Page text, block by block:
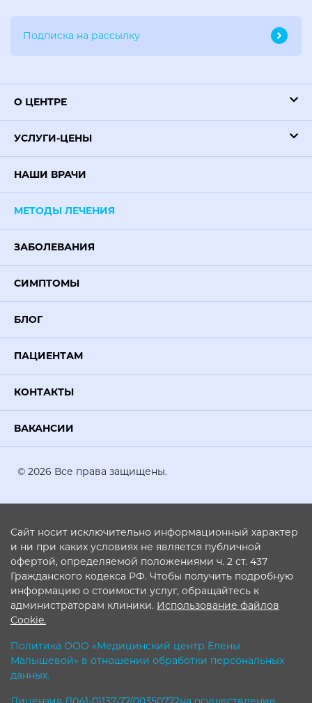
О ЦЕНТРЕ
УСЛУГИ-ЦЕНЫ
НАШИ ВРАЧИ
МЕТОДЫ ЛЕЧЕНИЯ
ЗАБОЛЕВАНИЯ
СИМПТОМЫ
БЛОГ
ПАЦИЕНТАМ
КОНТАКТЫ
ВАКАНСИИ
© 2026 Все права защищены.
Сайт носит исключительно информационный характер
и ни при каких условиях не является публичной
офертой, определяемой положениями ч. 2 ст. 437
Гражданского кодекса РФ. Чтобы получить подробную
информацию о стоимости услуг, обращайтесь к
администраторам клиники. Использование файлов
Cookie.
Политика ООО «Медицинский центр Елены
Малышевой» в отношении обработки персональных
данных.